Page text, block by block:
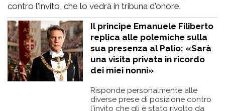
contro l'invito, che lo vedrà in tribuna d'onore.
Il principe Emanuele Filiberto
replica alle polemiche sulla
sua presenza al Palio: «Sarà
una visita privata in ricordo
dei miei nonni»
Risponde personalmente alle
diverse prese di posizione contro
l'invito che gli è stato rivolto da